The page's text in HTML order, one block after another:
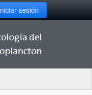
sesión
del